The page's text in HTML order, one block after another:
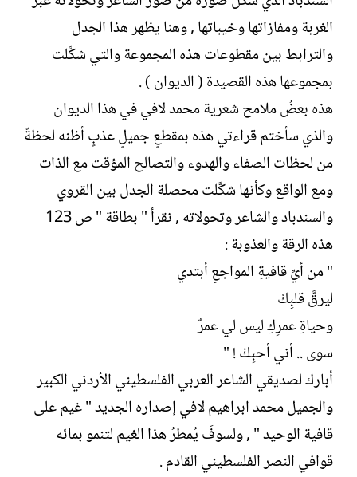
الغربة ومفازاتها وخيباتها , وهنا يظهر هذا الجدل
والترابط بين مقطوعات هذه المجموعة والتي شكَّلت
بمجموعها هذه القصيدة ( الديوان ) .
هذه بعضُ ملامح شعرية محمد لافي في هذا الديوان
والذي سأختم قراءتي هذه بمقطعٍ جميلٍ عذبٍ أظنه لحظةً
من لحظات الصفاء والهدوء والتصالح المؤقت مع الذات
ومع الواقع وكأنها شكَّلت محصلة الجدل بين القروي
والسندباد والشاعر وتحولاته , نقرأ " بطاقة " ص 123
هذه الرقة والعذوبة :
" من أيِّ قافيةِ المواجعِ أبتدي
ليرقَّ قلبِكْ
وحياةِ عمرِكِ ليس لي عمرٌ
سوى .. أني أحبِكْ ! "
أبارك لصديقي الشاعر العربي الفلسطيني الأردني الكبير
والجميل محمد ابراهيم لافي إصداره الجديد " غيم على
قافية الوحيد " , ولسوفَ يُمطرُ هذا الغيم لتنمو بمائه
قوافي النصر الفلسطيني القادم .